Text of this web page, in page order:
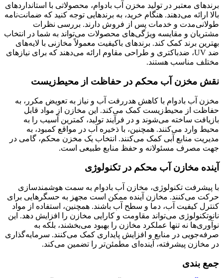
برندهای معتبر در تولید مخزن آب بادوام، محصولاتی با استانداردهای
بالا ارائه می‌دهند. هنگام خرید، به برندهایی توجه کنید که ضمانت‌نامه
طولانی‌مدت و خدمات پس از فروش دارند. بررسی نظرات
مشتریان و مقایسه ویژگی‌های محصولات می‌تواند به شما در انتخاب
بهترین برند کمک کند. برندهای باکیفیت معمولاً مخازنی با لایه‌های
ضد UV، ضدباکتری و طراحی مقاوم ارائه می‌دهند که برای نیازهای
مختلف مناسب هستند.
نقش مخزن آب محکم در حفاظت از محیط‌زیست
مخزن آب بادوام با کاهش هدررفت آب و نیاز به تعویض مکرر، به
حفاظت از محیط‌زیست کمک می‌کند. این مخازن از مواد قابل
بازیافت ساخته می‌شوند و در فرآیند تولید، کمترین آسیب را به
محیط وارد می‌کنند. همچنین، با ذخیره آب در مواقع کمبود، به
مدیریت منابع آبی کمک می‌کنند. انتخاب یک مخزن محکم، گامی در
جهت مصرف مسئولانه و حفظ منابع طبیعی است.
آینده مخازن آب محکم در تکنولوژی
با پیشرفت تکنولوژی، مخازن آب بادوام به سمت هوشمندسازی
حرکت می‌کنند. مخازن آینده ممکن است مجهز به حسگرهایی برای
کنترل کیفیت آب، دما و سطح آب باشند. همچنین، استفاده از مواد
نانوتکنولوژی می‌تواند مقاومت و کارایی مخازن را افزایش دهد. این
نوآوری‌ها نه تنها عملکرد مخازن را بهبود می‌بخشند، بلکه به
صرفه‌جویی در منابع و افزایش پایداری کمک می‌کنند. سرمایه‌گذاری
در مخازن پیشرفته، آینده‌ای مطمئن‌تر را تضمین می‌کند.
جمع‌ بندی